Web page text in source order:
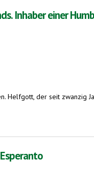
Inhaber einer
der seit zwanzig
Göttingen und Experte für